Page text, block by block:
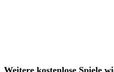
Weitere kostenlose Spiele